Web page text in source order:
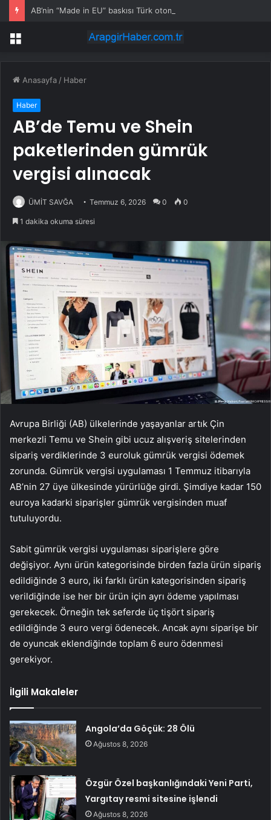
Menü
Anasayfa / Haber
Haber
AB’de Temu ve Shein
paketlerinden gümrük
vergisi alınacak
ÜMİT SAVĞA Temmuz 6, 2026 0 0
1 dakika okuma süresi
Avrupa Birliği (AB) ülkelerinde yaşayanlar artık Çin
merkezli Temu ve Shein gibi ucuz alışveriş sitelerinden
sipariş verdiklerinde 3 euroluk gümrük vergisi ödemek
zorunda. Gümrük vergisi uygulaması 1 Temmuz itibarıyla
AB’nin 27 üye ülkesinde yürürlüğe girdi. Şimdiye kadar 150
euroya kadarki siparişler gümrük vergisinden muaf
tutuluyordu.
Sabit gümrük vergisi uygulaması siparişlere göre
değişiyor. Aynı ürün kategorisinde birden fazla ürün sipariş
edildiğinde 3 euro, iki farklı ürün kategorisinden sipariş
verildiğinde ise her bir ürün için ayrı ödeme yapılması
gerekecek. Örneğin tek seferde üç tişört sipariş
edildiğinde 3 euro vergi ödenecek. Ancak aynı siparişe bir
de oyuncak eklendiğinde toplam 6 euro ödenmesi
gerekiyor.
İlgili Makaleler
Angola’da Göçük: 28 Ölü
Ağustos 8, 2026
Özgür Özel başkanlığındaki Yeni Parti,
Yargıtay resmi sitesine işlendi
Ağustos 8, 2026